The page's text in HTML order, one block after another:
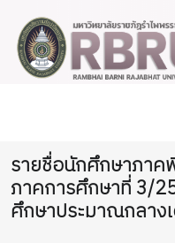
รายชื่อนักศึกษาภาค
ภาคการศึกษาที่ 3/
ศึกษาประมาณกลาง